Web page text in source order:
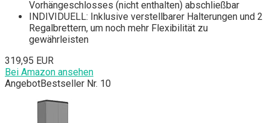
Vorhängeschlosses (nicht enthalten) abschließbar
INDIVIDUELL: Inklusive verstellbarer Halterungen und 2
Regalbrettern, um noch mehr Flexibilität zu
gewährleisten
319,95 EUR
Bei Amazon ansehen
AngebotBestseller Nr. 10